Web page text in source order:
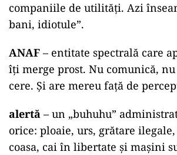
companiile de utilități. Azi
bani, idiotule”.
ANAF – entitate spectrală care
îți merge prost. Nu comunică,
cere. Și are mereu față de
alertă – un „buhuhu”
orice: ploaie, urs, grătare
coasa, cai în libertate și mașini